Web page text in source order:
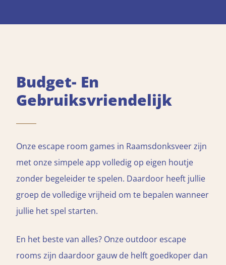
Budget- En
Gebruiksvriendelijk
Onze escape room games in Raamsdonksveer zijn
met onze simpele app volledig op eigen houtje
zonder begeleider te spelen. Daardoor heeft jullie
groep de volledige vrijheid om te bepalen wanneer
jullie het spel starten.
En het beste van alles? Onze outdoor escape
rooms zijn daardoor gauw de helft goedkoper dan